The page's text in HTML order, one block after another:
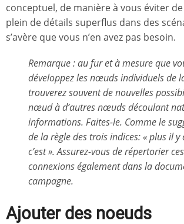
conceptuel, de manière à vous éviter
plein de détails superflus dans des
s’avère que vous n’en avez pas besoin.
Remarque : au fur et à mesure que
développez les nœuds individuels de
trouverez souvent de nouvelles
nœud à d’autres nœuds découlant
informations. Faites-le. Comme le
de la règle des trois indices: « plus il y
c’est ». Assurez-vous de répertorier
connexions également dans la
campagne.
Ajouter des noeuds